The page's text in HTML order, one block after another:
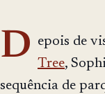
D epois de
Tree,
sequência de